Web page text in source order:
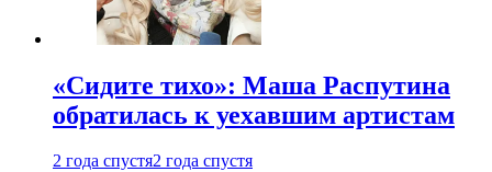
«Сидите тихо»: Маша Распутина
обратилась к уехавшим артистам
2 года спустя2 года спустя